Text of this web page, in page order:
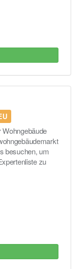
Wohngebäude
besuchen, um
zu